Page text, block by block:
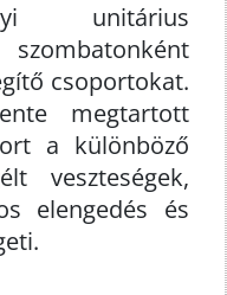
unitárius
csoportokat.
megtartott
a különböző
veszteségek,
elengedés és